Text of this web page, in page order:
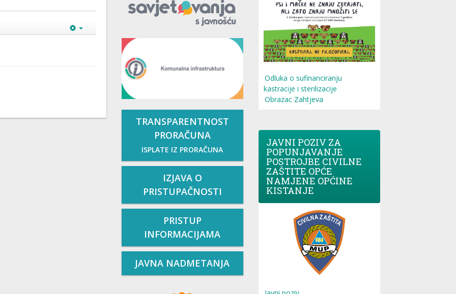
TRANSPARENTNOST
PRORAČUNA
ISPLATE IZ PRORAČUNA
IZJAVA O
PRISTUPAČNOSTI
PRISTUP
INFORMACIJAMA
JAVNA NADMETANJA
Odluka o sufinanciranju
kastracije i sterilizacije
Obrazac Zahtjeva
JAVNI POZIV ZA
POPUNJAVANJE
POSTROJBE CIVILNE
ZAŠTITE OPĆE
NAMJENE OPĆINE
KISTANJE